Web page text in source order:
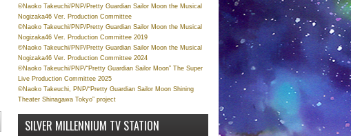
©Naoko Takeuchi/PNP/Pretty Guardian Sailor Moon the Musical
Nogizaka46 Ver. Production Committee
©Naoko Takeuchi/PNP/Pretty Guardian Sailor Moon the Musical
Nogizaka46 Ver. Production Committee 2019
©Naoko Takeuchi/PNP/Pretty Guardian Sailor Moon the Musical
Nogizaka46 Ver. Production Committee 2024
©Naoko Takeuchi/PNP/“Pretty Guardian Sailor Moon” The Super
Live Production Committee 2025
©Naoko Takeuchi, PNP/“Pretty Guardian Sailor Moon Shining
Theater Shinagawa Tokyo” project
SILVER MILLENNIUM TV STATION